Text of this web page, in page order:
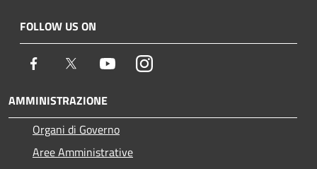
FOLLOW US ON
Facebook Twitter YoutubeInstagram
AMMINISTRAZIONE
Organi di Governo
Aree Amministrative